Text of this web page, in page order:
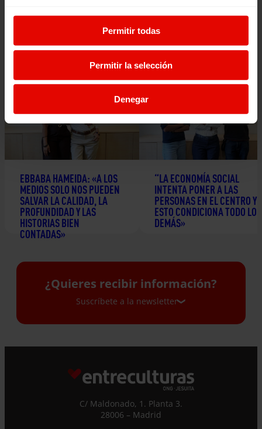
Permitir todas
Permitir la selección
Denegar
Episodios relacionados:
EBBABA HAMEIDA: «A LOS
MEDIOS SOLO NOS PUEDEN
SALVAR LA CALIDAD, LA
PROFUNDIDAD Y LAS
HISTORIAS BIEN
CONTADAS»
“LA ECONOMÍA SOCIAL
INTENTA PONER A LAS
PERSONAS EN EL CENTRO Y
ESTO CONDICIONA TODO LO
DEMÁS»
¿Quieres recibir información?
Suscríbete a la newsletter
Si quieres recibir nuestra newsletter mensual
y los correos puntuales en los que te
ofrecemos información, no dejes de completar
este formulario. Al instante, te daremos de
C/ Maldonado, 1. Planta 3.
28006 – Madrid